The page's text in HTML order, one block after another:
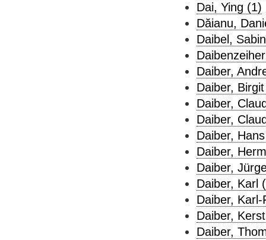
Dai, Ying (1)
Dăianu,
Daibel,
Daiber,
Daiber,
Daiber,
Daiber,
Daiber,
Daiber,
Daiber,
Daiber, Karl
Daiber,
Daiber,
Daiber,